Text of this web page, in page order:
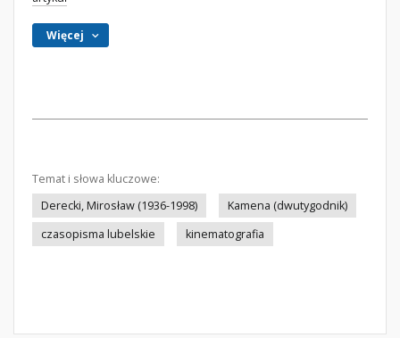
Więcej
Temat i słowa kluczowe:
Derecki, Mirosław (1936-1998)
Kamena (dwutygodnik)
czasopisma lubelskie
kinematografia